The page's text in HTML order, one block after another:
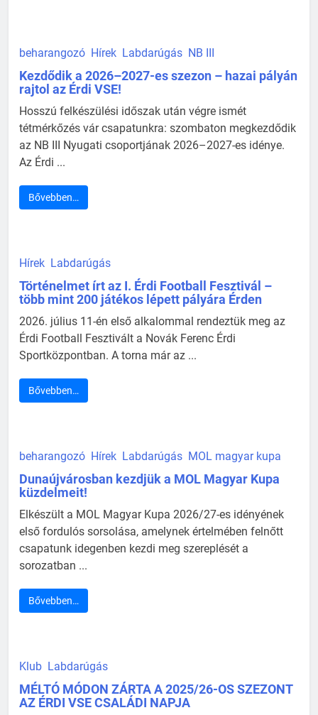
beharangozó Hírek Labdarúgás NB III
Kezdődik a 2026–2027-es szezon – hazai pályán
rajtol az Érdi VSE!
Hosszú felkészülési időszak után végre ismét
tétmérkőzés vár csapatunkra: szombaton megkezdődik
az NB III Nyugati csoportjának 2026–2027-es idénye.
Az Érdi ...
Bővebben…
Hírek Labdarúgás
Történelmet írt az I. Érdi Football Fesztivál –
több mint 200 játékos lépett pályára Érden
2026. július 11-én első alkalommal rendeztük meg az
Érdi Football Fesztivált a Novák Ferenc Érdi
Sportközpontban. A torna már az ...
Bővebben…
beharangozó Hírek Labdarúgás MOL magyar kupa
Dunaújvárosban kezdjük a MOL Magyar Kupa
küzdelmeit!
Elkészült a MOL Magyar Kupa 2026/27-es idényének
első fordulós sorsolása, amelynek értelmében felnőtt
csapatunk idegenben kezdi meg szereplését a
sorozatban ...
Bővebben…
Klub Labdarúgás
MÉLTÓ MÓDON ZÁRTA A 2025/26-OS SZEZONT
AZ ÉRDI VSE CSALÁDI NAPJA